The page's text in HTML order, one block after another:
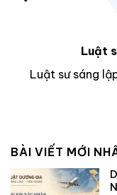
Luật
Luật sư sáng
BÀI VIẾT MỚI